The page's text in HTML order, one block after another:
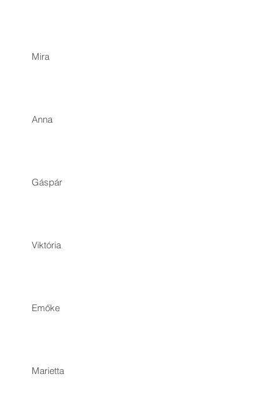
Mira
Anna
Gáspár
Viktória
Emőke
Marietta